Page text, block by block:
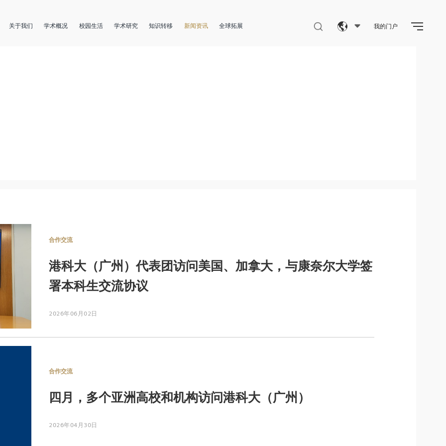
关于我们 学术概况 校园生活 学术研究 知识转移 新闻资讯 全球拓展 我的门户
合作交流
港科大（广州）代表团访问美国、加拿大，与康奈尔大学签
署本科生交流协议
2026年06月02日
合作交流
四月，多个亚洲高校和机构访问港科大（广州）
2026年04月30日